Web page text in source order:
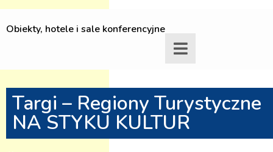
Obiekty, hotele i sale konferencyjne
Targi – Regiony Turystyczne
NA STYKU KULTUR